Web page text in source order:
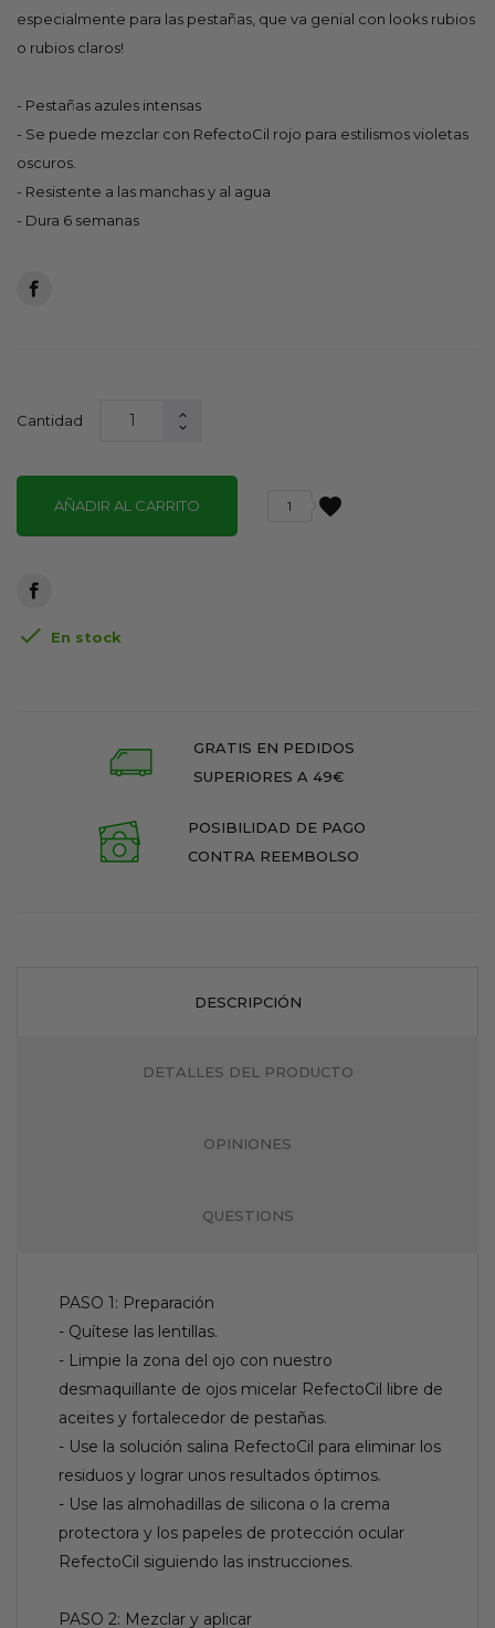
especialmente para las pestañas, que va genial con looks rubios
o rubios claros!
- Pestañas azules intensas
- Se puede mezclar con RefectoCil rojo para estilismos violetas
oscuros.
- Resistente a las manchas y al agua
- Dura 6 semanas
Cantidad
AÑADIR AL CARRITO favorite
1
 En stock
GRATIS EN PEDIDOS
SUPERIORES A 49€
POSIBILIDAD DE PAGO
CONTRA REEMBOLSO
DESCRIPCIÓN
DETALLES DEL PRODUCTO
OPINIONES
QUESTIONS
PASO 1: Preparación
- Quítese las lentillas.
- Limpie la zona del ojo con nuestro
desmaquillante de ojos micelar RefectoCil libre de
aceites y fortalecedor de pestañas.
- Use la solución salina RefectoCil para eliminar los
residuos y lograr unos resultados óptimos.
- Use las almohadillas de silicona o la crema
protectora y los papeles de protección ocular
RefectoCil siguiendo las instrucciones.
PASO 2: Mezclar y aplicar